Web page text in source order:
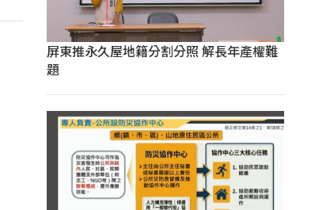
屏東推永久屋地籍分割分照 解長年產權難
題